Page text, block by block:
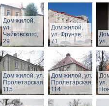
Дом жилой,
ул.
Чайковского,
29
Дом жилой,
ул. Фрунзе,
71
ул.
Дом жилой, ул.
Пролетарская,
115
Дом жилой, ул.
Пролетарская,
114